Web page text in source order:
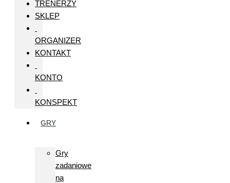
TRENERZY
SKLEP
ORGANIZER
KONTAKT
KONTO
KONSPEKT
GRY
Gry
zadaniowe
na